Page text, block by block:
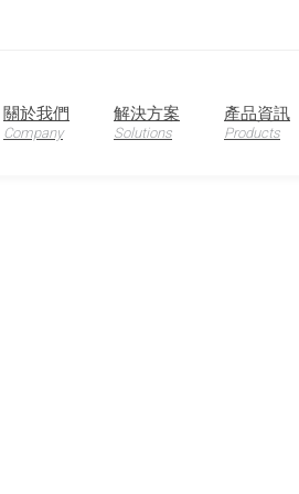
關於我們
Company
解決方案
Solutions
產品資訊
Products